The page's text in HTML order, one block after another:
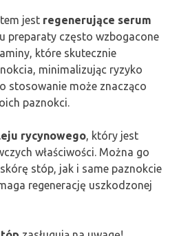
jest regenerujące serum
preparaty często wzbogacone
które skutecznie
minimalizując ryzyko
stosowanie może znacząco
paznokci.
rycynowego, który jest
właściwości. Można go
stóp, jak i same paznokcie
regenerację uszkodzonej